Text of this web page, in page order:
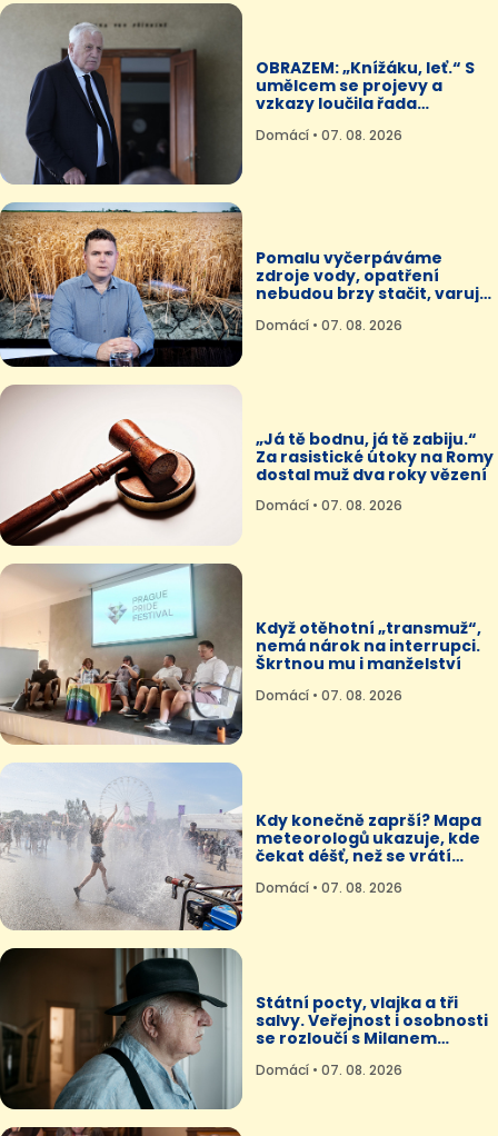
OBRAZEM: „Knížáku, leť.“ S
umělcem se projevy a
vzkazy loučila řada
Domácí • 07. 08. 2026
Pomalu vyčerpáváme
zdroje vody, opatření
nebudou brzy stačit, varuje
Domácí • 07. 08. 2026
„Já tě bodnu, já tě zabiju.“
Za rasistické útoky na Romy
dostal muž dva roky vězení
Domácí • 07. 08. 2026
Když otěhotní „transmuž“,
nemá nárok na interrupci.
Škrtnou mu i manželství
Domácí • 07. 08. 2026
Kdy konečně zaprší? Mapa
meteorologů ukazuje, kde
čekat déšť, než se vrátí
Domácí • 07. 08. 2026
Státní pocty, vlajka a tři
salvy. Veřejnost i osobnosti
se rozloučí s Milanem
Domácí • 07. 08. 2026